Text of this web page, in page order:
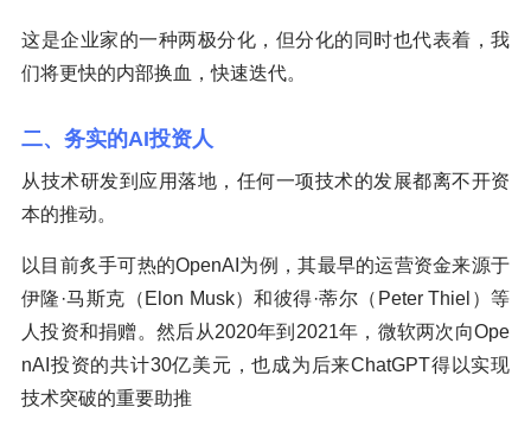
这是企业家的一种两极分化，但分化的同时也代表着，我
们将更快的内部换血，快速迭代。
二、务实的AI投资人
从技术研发到应用落地，任何一项技术的发展都离不开资
本的推动。
以目前炙手可热的OpenAI为例，其最早的运营资金来源于
伊隆·马斯克（Elon Musk）和彼得·蒂尔（Peter Thiel）等
人投资和捐赠。然后从2020年到2021年，微软两次向Ope
nAI投资的共计30亿美元，也成为后来ChatGPT得以实现
技术突破的重要助推